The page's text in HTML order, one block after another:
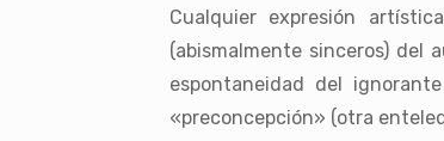
Cualquier expresión
(abismalmente sinceros) del
espontaneidad del
«preconcepción» (otra